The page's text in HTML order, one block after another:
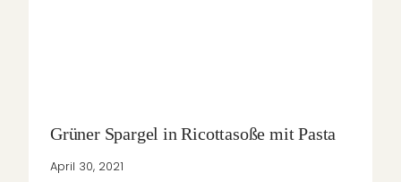
Grüner Spargel in Ricottasoße mit Pasta
April 30, 2021